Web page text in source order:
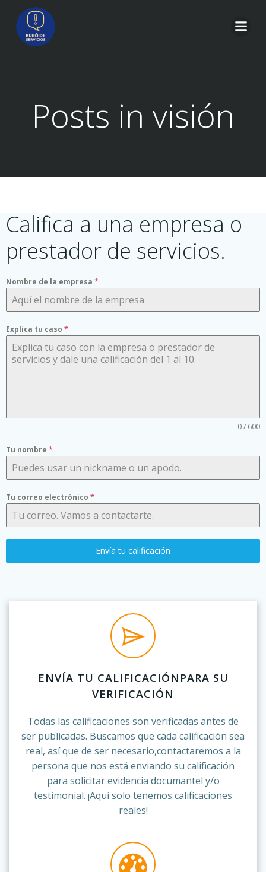
Posts in visión
Califica a una empresa o
prestador de servicios.
Nombre de la empresa *
Explica tu caso *
0 / 600
Tu nombre *
Tu correo electrónico *
Envía tu calificación
ENVÍA TU CALIFICACIÓNPARA SU
VERIFICACIÓN
Todas las calificaciones son verificadas antes de
ser publicadas. Buscamos que cada calificación sea
real, así que de ser necesario,contactaremos a la
persona que nos está enviando su calificación
para solicitar evidencia documantel y/o
testimonial. ¡Aquí solo tenemos calificaciones
reales!